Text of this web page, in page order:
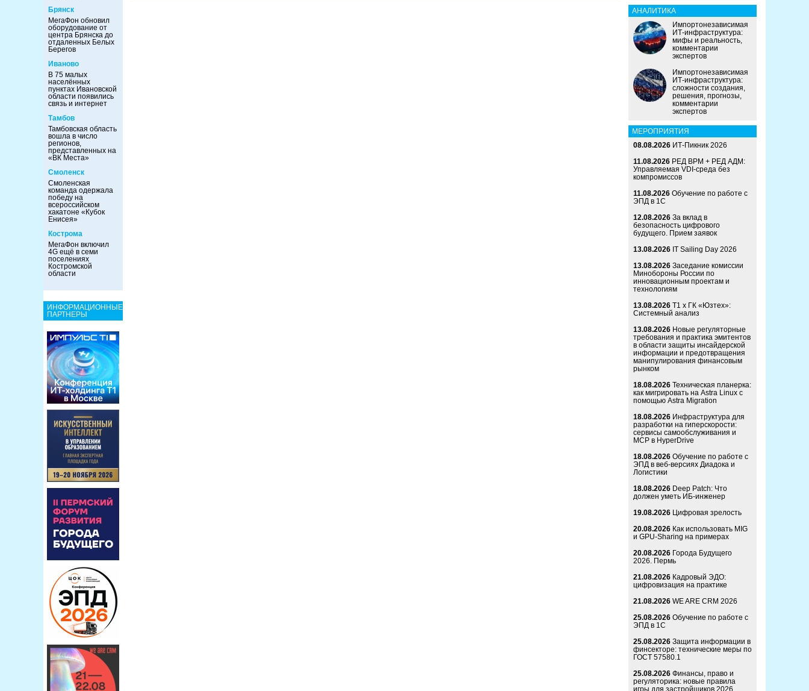
Брянск
МегаФон обновил
оборудование от
центра Брянска до
отдаленных Белых
Берегов
Иваново
В 75 малых
населённых
пунктах Ивановской
области появились
связь и интернет
Тамбов
Тамбовская область
вошла в число
регионов,
представленных на
«ВК Места»
Смоленск
Смоленская
команда одержала
победу на
всероссийском
хакатоне «Кубок
Енисея»
Кострома
МегаФон включил
4G ещё в семи
поселениях
Костромской
области
ИНФОРМАЦИОННЫЕ
ПАРТНЕРЫ
АНАЛИТИКА
Импортонезависимая
ИТ-инфраструктура:
мифы и реальность,
комментарии
экспертов
Импортонезависимая
ИТ-инфраструктура:
сложности создания,
решения, прогнозы,
комментарии
экспертов
МЕРОПРИЯТИЯ
08.08.2026 ИТ-Пикник 2026
11.08.2026 РЕД ВРМ + РЕД АДМ:
Управляемая VDI-среда без
компромиссов
11.08.2026 Обучение по работе с
ЭПД в 1С
12.08.2026 За вклад в
безопасность цифрового
будущего. Прием заявок
13.08.2026 IT Sailing Day 2026
13.08.2026 Заседание комиссии
Минобороны России по
инновационным проектам и
технологиям
13.08.2026 Т1 x ГК «Юзтех»:
Системный анализ
13.08.2026 Новые регуляторные
требования и практика эмитентов
в области защиты инсайдерской
информации и предотвращения
манипулирования финансовым
рынком
18.08.2026 Техническая планерка:
как мигрировать на Astra Linux с
помощью Astra Migration
18.08.2026 Инфраструктура для
разработки на гиперскорости:
сервисы самообслуживания и
MCP в HyperDrive
18.08.2026 Обучение по работе с
ЭПД в веб-версиях Диадока и
Логистики
18.08.2026 Deep Patch: Что
должен уметь ИБ-инженер
19.08.2026 Цифровая зрелость
20.08.2026 Как использовать MIG
и GPU-Sharing на примерах
20.08.2026 Города Будущего
2026. Пермь
21.08.2026 Кадровый ЭДО:
цифровизация на практике
21.08.2026 WE ARE CRM 2026
25.08.2026 Обучение по работе с
ЭПД в 1С
25.08.2026 Защита информации в
финсекторе: технические меры по
ГОСТ 57580.1
25.08.2026 Финансы, право и
регуляторика: новые правила